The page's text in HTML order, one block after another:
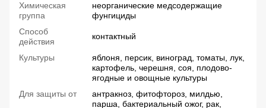
Химическая
группа
неорганические медсодержащие
фунгициды
Способ
действия
контактный
Культуры
яблоня, персик, виноград, томаты, лук,
картофель, черешня, соя, плодово-
ягодные и овощные культуры
Для защиты от
антракноз, фитофтороз, милдью,
парша, бактериальный ожог, рак,